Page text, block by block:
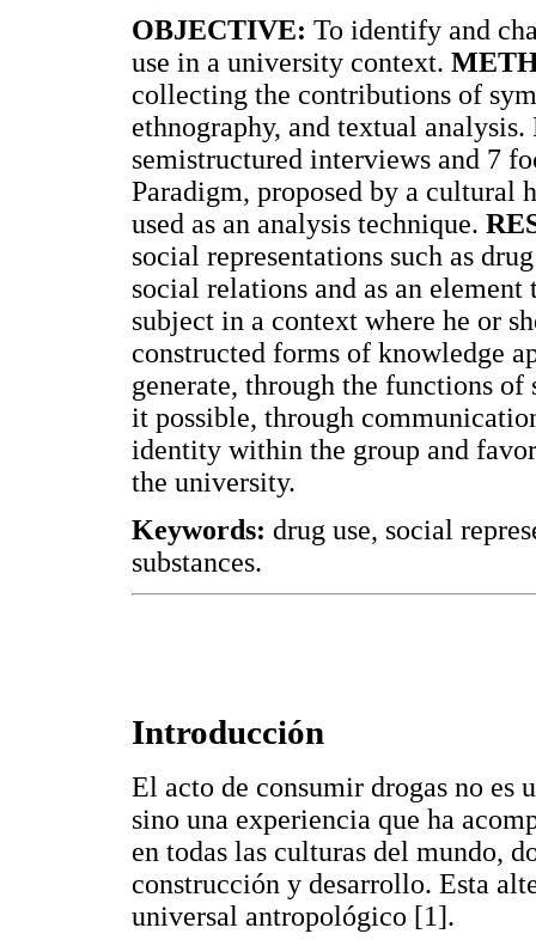
OBJECTIVE: To identify and
use in a university context.
collecting the contributions of
ethnography, and textual
semistructured interviews and 7
Paradigm, proposed by a cultural
used as an analysis technique.
social representations such as
social relations and as an
subject in a context where he or
constructed forms of knowledge
generate, through the functions
it possible, through
identity within the group and
the university.
Keywords: drug use, social
substances.
Introducción
El acto de consumir drogas no es
sino una experiencia que ha
en todas las culturas del mundo,
construcción y desarrollo. Esta
universal antropológico [1].